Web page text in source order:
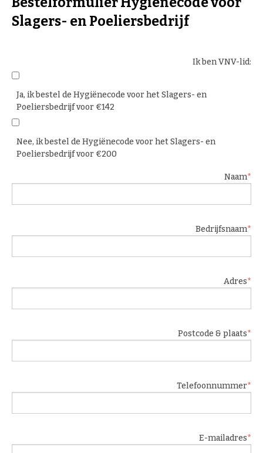
Slagers- en Poeliersbedrijf
Ik ben VNV-lid:
Ja, ik bestel de Hygiënecode voor het Slagers- en
Poeliersbedrijf voor €142
Nee, ik bestel de Hygiënecode voor het Slagers- en
Poeliersbedrijf voor €200
Naam
Bedrijfsnaam
Adres
Postcode & plaats
Telefoonnummer
E-mailadres